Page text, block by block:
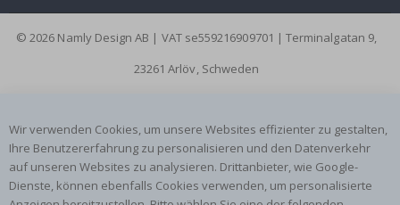
© 2026 Namly Design AB | VAT se559216909701 | Terminalgatan 9,
23261 Arlöv, Schweden
Wir verwenden Cookies, um unsere Websites effizienter zu gestalten,
Ihre Benutzererfahrung zu personalisieren und den Datenverkehr
auf unseren Websites zu analysieren. Drittanbieter, wie Google-
Dienste, können ebenfalls Cookies verwenden, um personalisierte